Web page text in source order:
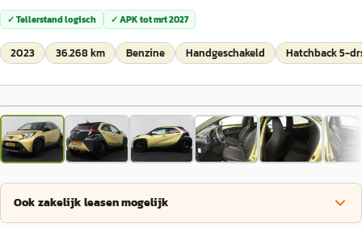
✓ Tellerstand logisch ✓ APK totmrt 2027
2023 36.268 km Benzine Handgeschakeld Hatchback 5-
1/30
Ook zakelijk leasen mogelijk